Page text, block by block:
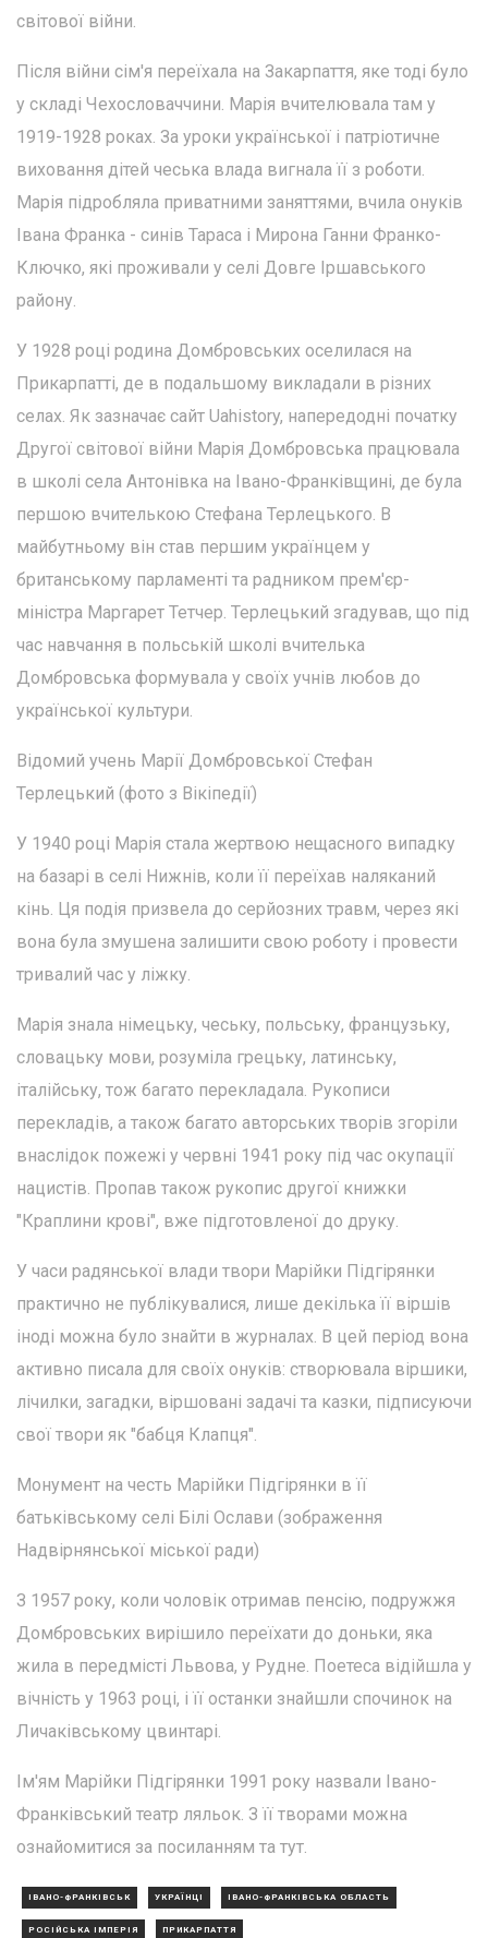
світової війни.
Після війни сім'я переїхала на Закарпаття, яке тоді було
у складі Чехословаччини. Марія вчителювала там у
1919-1928 роках. За уроки української і патріотичне
виховання дітей чеська влада вигнала її з роботи.
Марія підробляла приватними заняттями, вчила онуків
Івана Франка - синів Тараса і Мирона Ганни Франко-
Ключко, які проживали у селі Довге Іршавського
району.
У 1928 році родина Домбровських оселилася на
Прикарпатті, де в подальшому викладали в різних
селах. Як зазначає сайт Uahistory, напередодні початку
Другої світової війни Марія Домбровська працювала
в школі села Антонівка на Івано-Франківщині, де була
першою вчителькою Стефана Терлецького. В
майбутньому він став першим українцем у
британському парламенті та радником прем'єр-
міністра Маргарет Тетчер. Терлецький згадував, що під
час навчання в польській школі вчителька
Домбровська формувала у своїх учнів любов до
української культури.
Відомий учень Марії Домбровської Стефан
Терлецький (фото з Вікіпедії)
У 1940 році Марія стала жертвою нещасного випадку
на базарі в селі Нижнів, коли її переїхав наляканий
кінь. Ця подія призвела до серйозних травм, через які
вона була змушена залишити свою роботу і провести
тривалий час у ліжку.
Марія знала німецьку, чеську, польську, французьку,
словацьку мови, розуміла грецьку, латинську,
італійську, тож багато перекладала. Рукописи
перекладів, а також багато авторських творів згоріли
внаслідок пожежі у червні 1941 року під час окупації
нацистів. Пропав також рукопис другої книжки
"Краплини крові", вже підготовленої до друку.
У часи радянської влади твори Марійки Підгірянки
практично не публікувалися, лише декілька її віршів
іноді можна було знайти в журналах. В цей період вона
активно писала для своїх онуків: створювала віршики,
лічилки, загадки, віршовані задачі та казки, підписуючи
свої твори як "бабця Клапця".
Монумент на честь Марійки Підгірянки в її
батьківському селі Білі Ослави (зображення
Надвірнянської міської ради)
З 1957 року, коли чоловік отримав пенсію, подружжя
Домбровських вирішило переїхати до доньки, яка
жила в передмісті Львова, у Рудне. Поетеса відійшла у
вічність у 1963 році, і її останки знайшли спочинок на
Личаківському цвинтарі.
Ім'ям Марійки Підгірянки 1991 року назвали Івано-
Франківський театр ляльок. З її творами можна
ознайомитися за посиланням та тут.
ІВАНО-ФРАНКІВСЬК УКРАЇНЦІ ІВАНО-ФРАНКІВСЬКА ОБЛАСТЬ
РОСІЙСЬКА ІМПЕРІЯ ПРИКАРПАТТЯ